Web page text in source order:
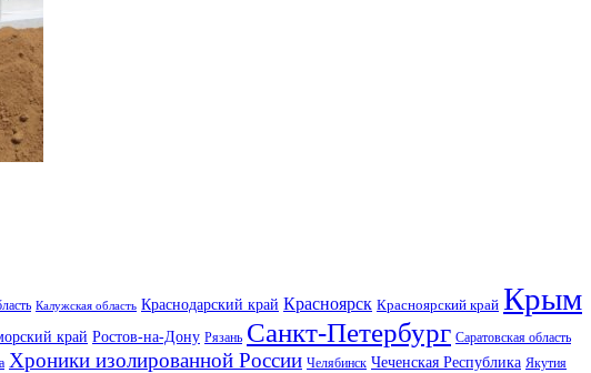
Калужская область Краснодарский край Красноярск Красноярский край Крым
край Ростов-на-Дону Рязань Санкт-Петербург Саратовская область
Хроники изолированной России Челябинск Чеченская Республика Якутия